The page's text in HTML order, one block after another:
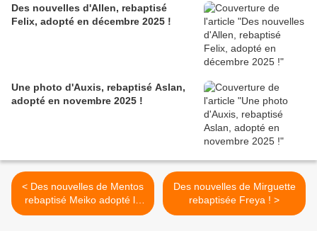
Des nouvelles d'Allen, rebaptisé
Felix, adopté en décembre 2025 !
Une photo d'Auxis, rebaptisé Aslan,
adopté en novembre 2025 !
< Des nouvelles de Mentos
rebaptisé Meiko adopté le
15 octobre 2016 !
Des nouvelles de Mirguette
rebaptisée Freya ! >